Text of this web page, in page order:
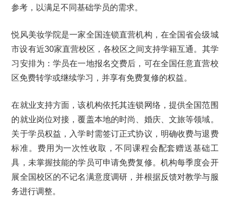
参考，以满足不同基础学员的需求。
悦风美妆学院是一家全国连锁直营机构，在全国省会级城
市设有近30家直营校区，各校区之间支持学籍互通。其学
习安排为：学员在一地报名交费后，可在全国任意直营校
区免费转学或继续学习，并享有免费复修的权益。
在就业支持方面，该机构依托其连锁网络，提供全国范围
的就业岗位对接，覆盖本地的时尚、婚庆、文旅等领域。
关于学员权益，入学时需签订正式协议，明确收费与退费
标准。费用为一次性收取，不同课程会配套赠送基础工
具，未掌握技能的学员可申请免费复修。机构每季度会开
展全国校区的不记名满意度调研，并根据反馈对教学与服
务进行调整。